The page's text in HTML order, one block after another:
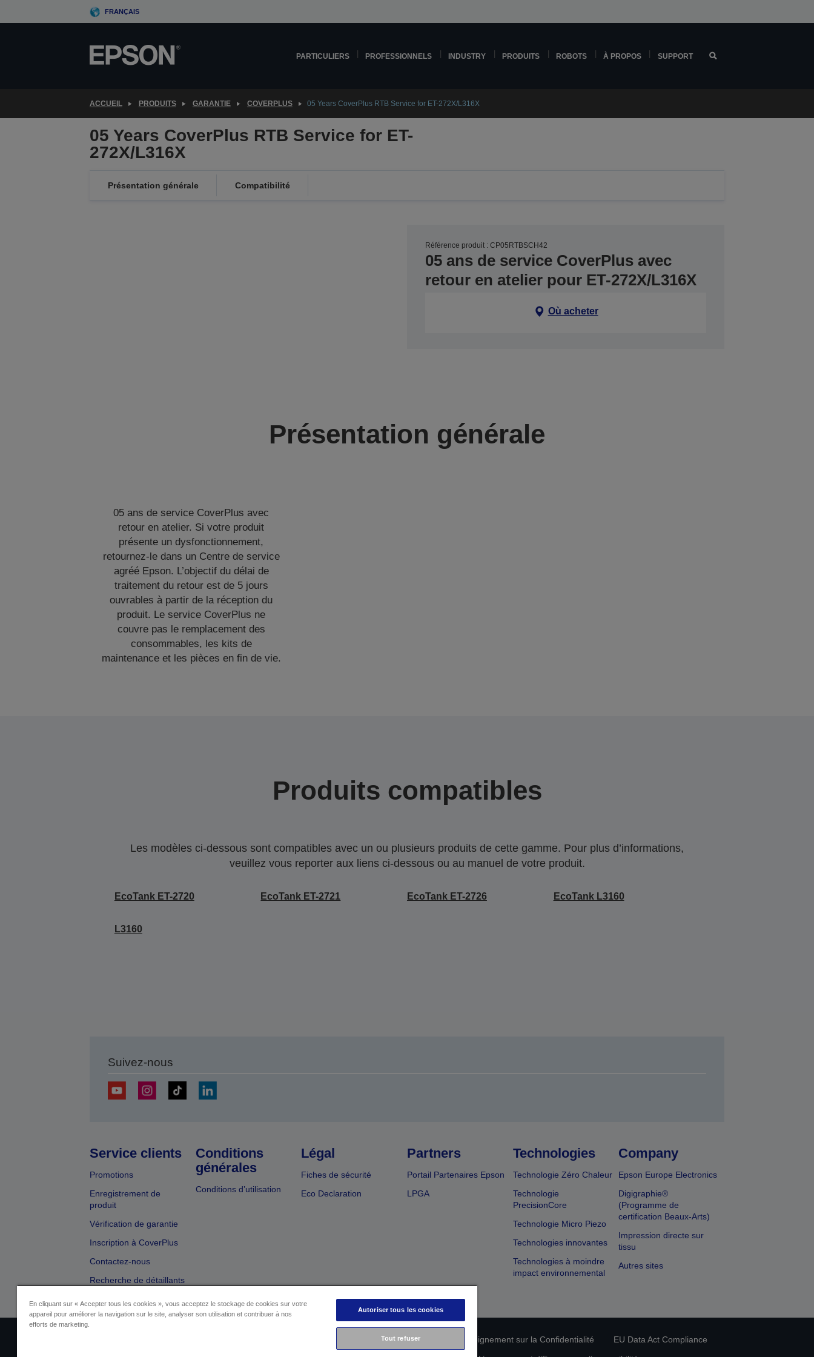
to
FRANÇAIS
PARTICULIERS PROFESSIONNELS INDUSTRY PRODUITS ROBOTS À PROPOS SUPPORT
ACCUEIL PRODUITS GARANTIE COVERPLUS 05 Years CoverPlus RTB Service for ET-272X/L316X
05 Years CoverPlus RTB Service for ET-
272X/L316X
Présentation générale Compatibilité
Référence produit : CP05RTBSCH42
05 ans de service CoverPlus avec
retour en atelier pour ET-272X/L316X
Où acheter
Présentation générale
05 ans de service CoverPlus avec
retour en atelier. Si votre produit
présente un dysfonctionnement,
retournez-le dans un Centre de service
agréé Epson. L’objectif du délai de
traitement du retour est de 5 jours
ouvrables à partir de la réception du
produit. Le service CoverPlus ne
couvre pas le remplacement des
consommables, les kits de
maintenance et les pièces en fin de vie.
Produits compatibles
Les modèles ci-dessous sont compatibles avec un ou plusieurs produits de cette gamme. Pour plus d’informations,
veuillez vous reporter aux liens ci-dessous ou au manuel de votre produit.
EcoTank ET-2720 EcoTank ET-2721 EcoTank ET-2726 EcoTank L3160
L3160
Suivez-nous
Service clients
Promotions
Enregistrement de
produit
Vérification de garantie
Inscription à CoverPlus
Contactez-nous
Recherche de détaillants
Conditions
générales
Conditions d’utilisation
Légal
Fiches de sécurité
Eco Declaration
Partners
Portail Partenaires Epson
LPGA
Technologies
Technologie Zéro Chaleur
Technologie
PrecisionCore
Technologie Micro Piezo
Technologies innovantes
Technologies à moindre
impact environnemental
Company
Epson Europe Electronics
Digigraphie®
(Programme de
certification Beaux-Arts)
Impression directe sur
tissu
Autres sites
Déclaration de Renseignement sur la Confidentialité
EU Data Act Compliance
En cliquant sur « Accepter tous les cookies », vous acceptez le stockage de cookies sur votre
appareil pour améliorer la navigation sur le site, analyser son utilisation et contribuer à nos
efforts de marketing.
Autoriser tous les cookies
Tout refuser